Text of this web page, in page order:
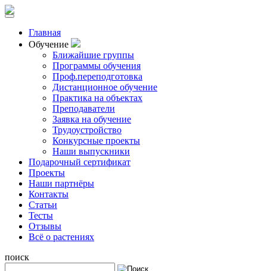
Главная
Обучение
Ближайшие группы
Программы обучения
Проф.переподготовка
Дистанционное обучение
Практика на объектах
Преподаватели
Заявка на обучение
Трудоустройство
Конкурсные проекты
Наши выпускники
Подарочный сертификат
Проекты
Наши партнёры
Контакты
Статьи
Тесты
Отзывы
Всё о растениях
поиск